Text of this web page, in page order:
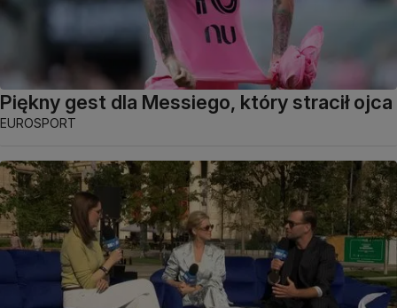
Piękny gest dla Messiego, który stracił ojca
EUROSPORT